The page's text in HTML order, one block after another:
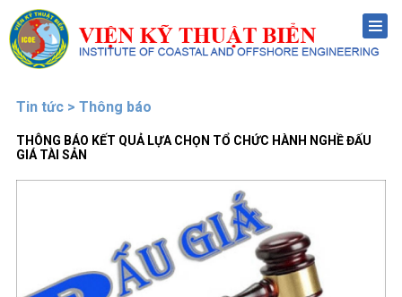
Menu
Tin tức > Thông báo
THÔNG BÁO KẾT QUẢ LỰA CHỌN TỔ CHỨC HÀNH NGHỀ ĐẤU
GIÁ TÀI SẢN